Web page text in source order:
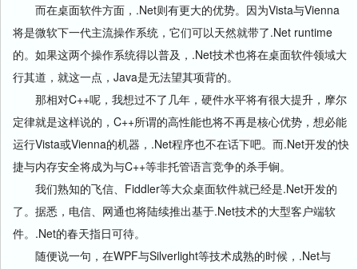
而在桌面软件方面，.Net则有更大的优势。因为Vista与Vienna
将是微软下一代主流操作系统，它们可以天然就带了.Net runtime
的。如果这两个操作系统得以普及，.Net技术也将在桌面软件领域大
行其道，就这一点，Java是无法望其项背的。
那相对C++呢，我想过不了几年，硬件水平将有很大提升，摩尔
定律就是这样说的，C++所谓的高性能也将不再是核心优势，想必能
运行Vista或Vienna的机器，.Net程序也不在话下吧。而.Net开发的快
捷与内存安全将成为与C++等非托管语言竞争的杀手锏。
我们熟知的飞信、Fiddler等大众桌面软件就已经是.Net开发的
了。据悉，电信、网通也将陆续推出基于.Net技术的大型客户端软
件。.Net的春天指日可待。
随便说一句，在WPF与Silverlight等技术成熟的时候，.Net与